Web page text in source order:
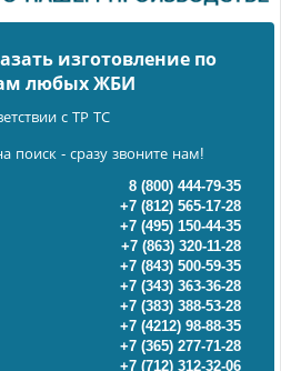
изготовление по
любых ЖБИ
с ТР ТС
поиск - сразу звоните нам!
8 (800) 444-79-35
+7 (812) 565-17-28
+7 (495) 150-44-35
+7 (863) 320-11-28
+7 (843) 500-59-35
+7 (343) 363-36-28
+7 (383) 388-53-28
+7 (4212) 98-88-35
+7 (365) 277-71-28
+7 (712) 312-32-06